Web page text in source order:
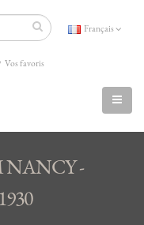
Français
Vos favoris
NANCY -